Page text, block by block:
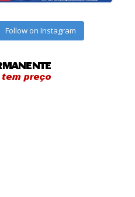
Follow on Instagram